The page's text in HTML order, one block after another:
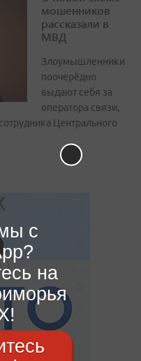
мошенников
рассказали в
МВД
Злоумышленники
поочерёдно
выдают себя за
оператора связи,
Центрального
с
на